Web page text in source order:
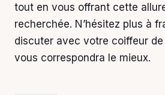
tout en vous offrant cette
recherchée. N’hésitez plus à
discuter avec votre coiffeur
vous correspondra le mieux.